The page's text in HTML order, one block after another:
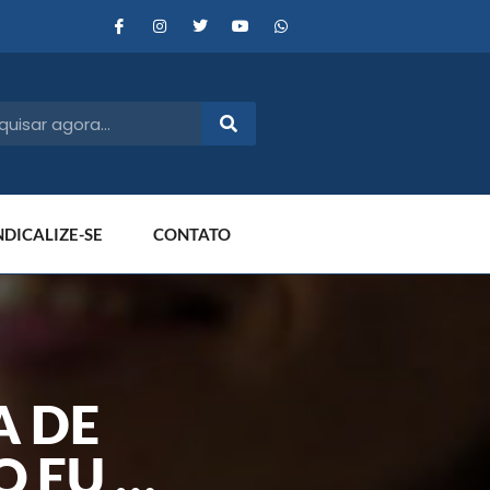
SE CONTATO
DE
EU …